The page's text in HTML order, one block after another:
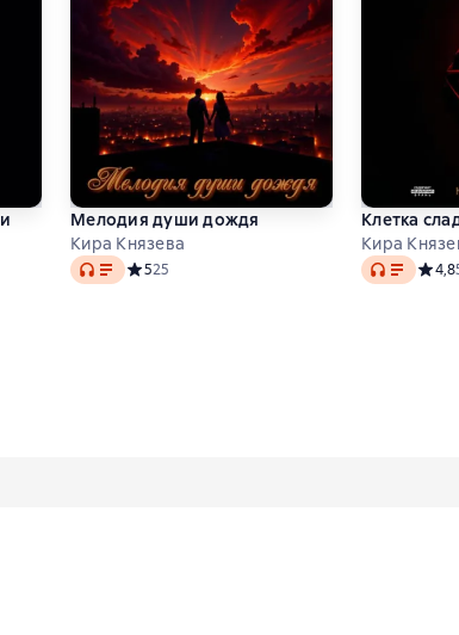
15 оценок
Мелодия души дождя
Кира Князева
Audio Средний рейтинг 5 на основе 25 оценок
525
Клетка
Кира
Audio 4,8